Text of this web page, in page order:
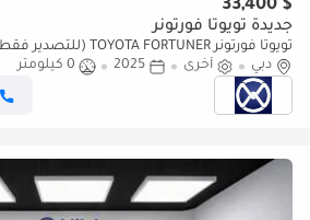
$ 33,400
جديدة تويوتا فورتونر
تويوتا فورتونر TOYOTA FORTUNER (للتصدير فقط)
دبي
أخرى 2025
0 كيلومتر